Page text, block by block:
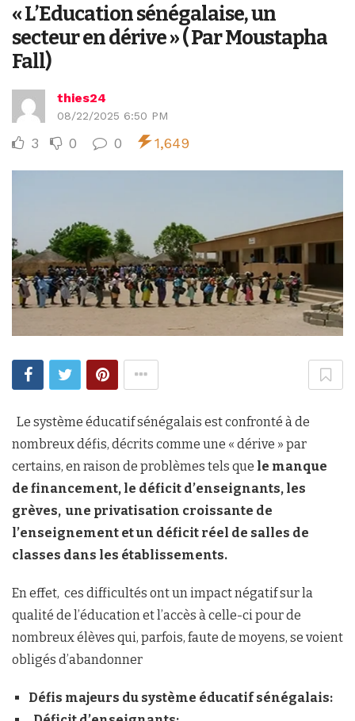
« L’Education sénégalaise, un
secteur en dérive » ( Par Moustapha
Fall)
thies24
08/22/2025 6:50 PM
3 0 0 1,649
Le système éducatif sénégalais est confronté à de
nombreux défis, décrits comme une « dérive » par
certains, en raison de problèmes tels que le manque
de financement, le déficit d’enseignants, les
grèves, une privatisation croissante de
l’enseignement et un déficit réel de salles de
classes dans les établissements.
En effet, ces difficultés ont un impact négatif sur la
qualité de l’éducation et l’accès à celle-ci pour de
nombreux élèves qui, parfois, faute de moyens, se voient
obligés d’abandonner
Défis majeurs du système éducatif sénégalais: